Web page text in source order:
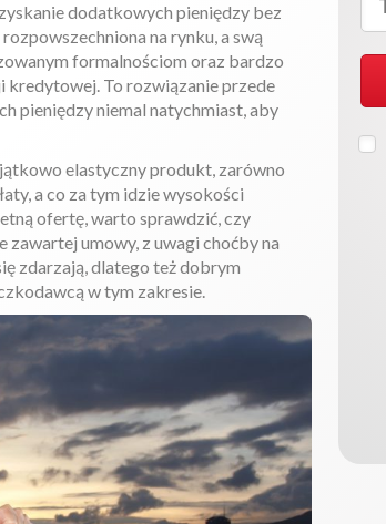
dodatkowych pieniędzy bez
na rynku, a swą
formalnościom oraz bardzo
kredytowej. To rozwiązanie przede
pieniędzy niemal natychmiast, aby
elastyczny produkt, zarówno
a co za tym idzie wysokości
ofertę, warto sprawdzić, czy
umowy, z uwagi choćby na
zdarzają, dlatego też dobrym
w tym zakresie.